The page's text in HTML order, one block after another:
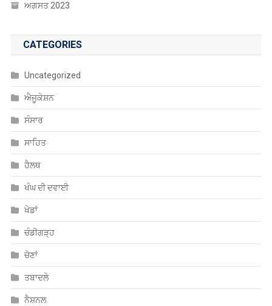
ਅਗਸਤ 2023
CATEGORIES
Uncategorized
ਐਜੂਕੇਸ਼ਨ
ਸੰਸਾਰ
ਸਾਹਿਤ
ਹੈਲਥ
ਖੰਘ ਦੀ ਦਵਾਈ
ਖੇਡਾਂ
ਚੰਡੀਗੜ੍ਹ
ਚੋਣਾਂ
ਤਬਾਦਲੇ
ਨੈਸ਼ਨਲ